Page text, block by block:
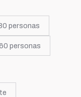
personas
personas